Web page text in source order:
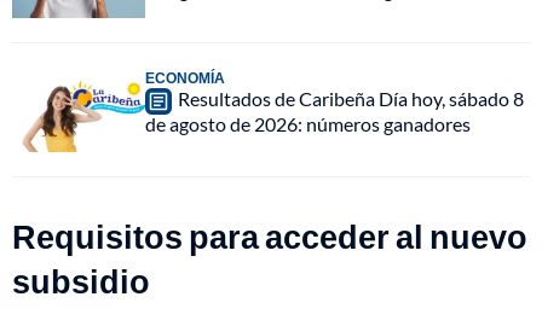
ECONOMÍA
Resultados de Caribeña Día hoy, sábado 8
de agosto de 2026: números ganadores
Requisitos para acceder al nuevo
subsidio